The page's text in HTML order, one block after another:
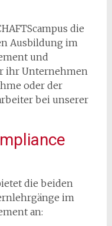
die
Ausbildung im
und
ihr Unternehmen
oder der
bei unserer
die beiden
im
an: